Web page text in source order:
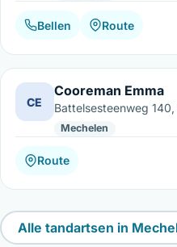
Bellen Route
CE
Cooreman Emma
Battelsesteenweg
Mechelen
Route
Alle tandartsen in